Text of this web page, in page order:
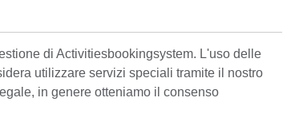
di Activitiesbookingsystem. L'uso delle
utilizzare servizi speciali tramite il nostro
in genere otteniamo il consenso